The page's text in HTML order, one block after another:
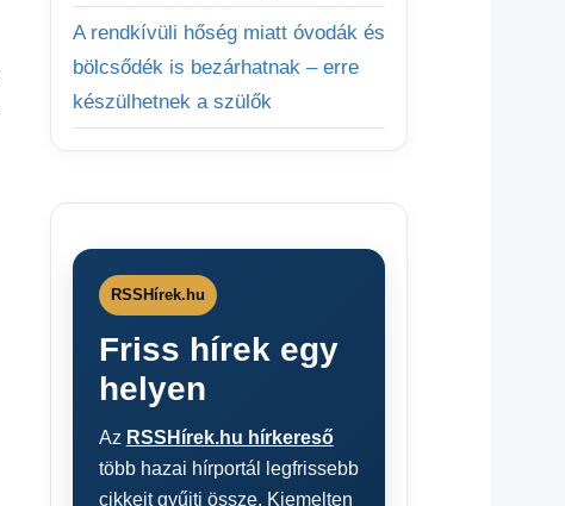
A rendkívüli hőség miatt óvodák és
bölcsődék is bezárhatnak – erre
készülhetnek a szülők
RSSHírek.hu
Friss hírek egy
helyen
Az RSSHírek.hu hírkereső
több hazai hírportál legfrissebb
cikkeit gyűjti össze. Kiemelten